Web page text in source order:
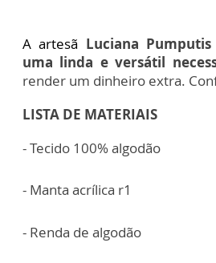
A artesã Luciana Pumputis
uma linda e versátil
render um dinheiro extra.
LISTA DE MATERIAIS
- Tecido 100% algodão
- Manta acrílica r1
- Renda de algodão